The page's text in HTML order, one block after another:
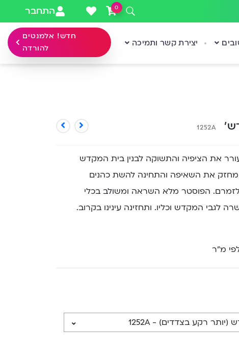
0 התחבר
יצירת קשר ותמיכה
חדש! אלמנטים
להורדה
1252A
את הציפיה והתשוקה לבנין בית המקדש
מחזק את השאיפה והתחינה להשת כהנים
הפוסטר מלא השראה ומשולב בכלי
לגבי המקדש וכליו. ותחזינה עינינו בקרוב.
מ”ר